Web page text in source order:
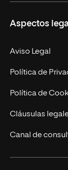
Doctorados
Experto
Postgrados
Cursos
Facultades
Nuestro Equipo
Trabaja en UNIR
Actualidad
UNIR Revista
Eventos
Aspectos
Aviso Legal
Política de
Política de
Cláusulas
Canal de